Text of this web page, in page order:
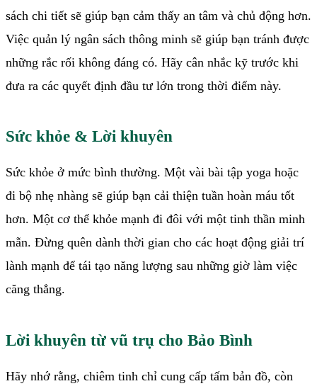
sách chi tiết sẽ giúp bạn cảm thấy an tâm và chủ động hơn.
Việc quản lý ngân sách thông minh sẽ giúp bạn tránh được
những rắc rối không đáng có. Hãy cân nhắc kỹ trước khi
đưa ra các quyết định đầu tư lớn trong thời điểm này.
Sức khỏe & Lời khuyên
Sức khỏe ở mức bình thường. Một vài bài tập yoga hoặc
đi bộ nhẹ nhàng sẽ giúp bạn cải thiện tuần hoàn máu tốt
hơn. Một cơ thể khỏe mạnh đi đôi với một tinh thần minh
mẫn. Đừng quên dành thời gian cho các hoạt động giải trí
lành mạnh để tái tạo năng lượng sau những giờ làm việc
căng thẳng.
Lời khuyên từ vũ trụ cho Bảo Bình
Hãy nhớ rằng, chiêm tinh chỉ cung cấp tấm bản đồ, còn